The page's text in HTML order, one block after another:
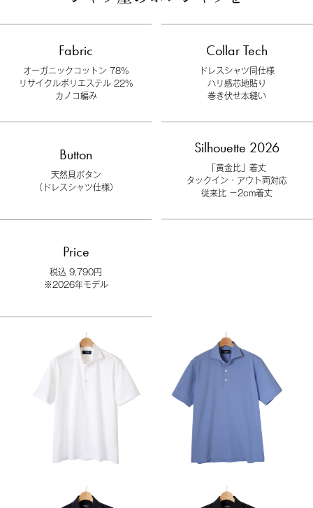
Fabric
オーガニックコットン 78%
リサイクルポリエステル 22%
カノコ編み
Collar Tech
ドレスシャツ同仕様
ハリ感芯地貼り
巻き伏せ本縫い
Button
天然貝ボタン
（ドレスシャツ仕様）
Silhouette 2026
「黄金比」着丈
タックイン・アウト両対応
従来比 −2cm着丈
Price
税込 9,790円
※2026年モデル